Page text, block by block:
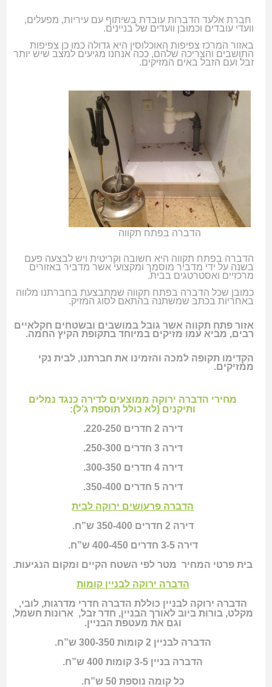
חברת אלעד הדברות עובדת בשיתוף עם עיריות, מפעלים,
וועדי עובדים וכמובן וועדים של בניינים.
באזור המרכז צפיפות האוכלוסין היא גדולה כמו כן צפיפות
התושבים והצריכה שלהם, ככה אנחנו מגיעים למצב שיש יותר
זבל ועם הזבל באים המזיקים.
הדברה בפתח תקווה
הדברה בפתח תקווה היא חשובה וקריטית ויש לבצעה פעם
בשנה על ידי מדביר מוסמך ומקצועי אשר מדביר באזורים
מרכזיים ואסטרטגים בבית.
כמובן שכל הדברה בפתח תקווה שמתבצעת בחברתנו מלווה
באחריות בכתב שמשתנה בהתאם לסוג המזיק.
אזור פתח תקווה אשר גובל במושבים ובשטחים חקלאיים
רבים, מביא עמו מזיקים במיוחד בתקופת הקיץ החמה.
הקדימו תקופה למכה והזמינו את חברתנו, לבית נקי
ממזיקים.
מחירי הדברה ירוקה ממוצעים לדירה כנגד נמלים
ותיקנים (לא כולל תוספת ג’ל):
דירה 2 חדרים 220-250.
דירה 3 חדרים 250-300.
דירה 4 חדרים 300-350.
דירה 5 חדרים 350-400.
הדברה פרעושים ירוקה לבית
דירה 2 חדרים 350-400 ש”ח.
דירה 3-5 חדרים 400-450 ש”ח.
בית פרטי המחיר מטר לפי השטח הקיים ומקום הנגיעות.
הדברה ירוקה לבניין קומות
הדברה ירוקה לבניין כוללת הדברה חדרי מדרגות, לובי,
מקלט, בורות ביוב לאורך הבניין, חדר זבל, ארונות חשמל,
וגם את מעטפת הבניין.
הדברה לבניין 2 קומות 300-350 ש”ח.
הדברה בניין 3-5 קומות 400 ש”ח.
כל קומה נוספת 50 ש”ח.